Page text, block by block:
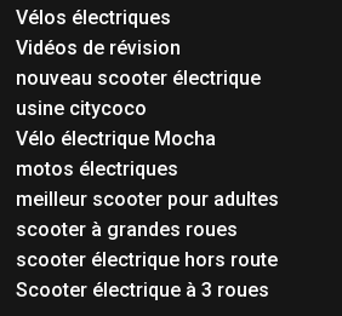
Vélos électriques
Vidéos de révision
nouveau scooter électrique
usine citycoco
Vélo électrique Mocha
motos électriques
meilleur scooter pour adultes
scooter à grandes roues
scooter électrique hors route
Scooter électrique à 3 roues